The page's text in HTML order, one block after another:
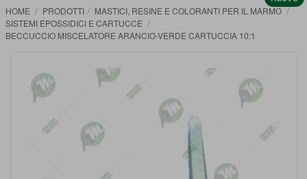
HOME PRODOTTI
MASTICI, RESINE E COLORANTI PER IL MARMO
SISTEMI EPOSSIDICI E CARTUCCE
BECCUCCIO MISCELATORE ARANCIO-VERDE CARTUCCIA 10:1